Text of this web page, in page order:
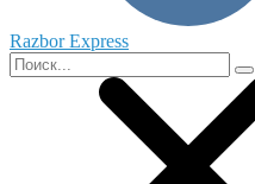
Razbor Express